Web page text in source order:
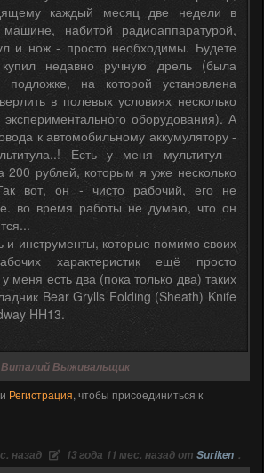
каждый месяц две недели в
набитой радиоаппаратурой,
и нож - просто необходимы. Будете
недавно ручную дрель (была
подложке, на которой установлена
в полевых условиях несколько
оборудования). А
к автомобильному аккумулятору -
Есть у меня мультитул -
200 рублей, которым я уже несколько
вот, он - чисто рабочий, его не
во время работы не думаю, что он
инструменты, которые помимо своих
характеристик ещё просто
меня есть два (пока только два) таких
Bear Grylls Folding (Sheath) Knife
HH13.
Виталий Выживальщик
Регистрация, чтобы присоединиться к
назад 13 года 11 мес. назад от Suriken .